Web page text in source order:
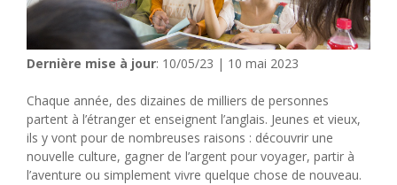
Dernière mise à jour: 10/05/23 | 10 mai 2023
Chaque année, des dizaines de milliers de personnes
partent à l’étranger et enseignent l’anglais. Jeunes et vieux,
ils y vont pour de nombreuses raisons : découvrir une
nouvelle culture, gagner de l’argent pour voyager, partir à
l’aventure ou simplement vivre quelque chose de nouveau.